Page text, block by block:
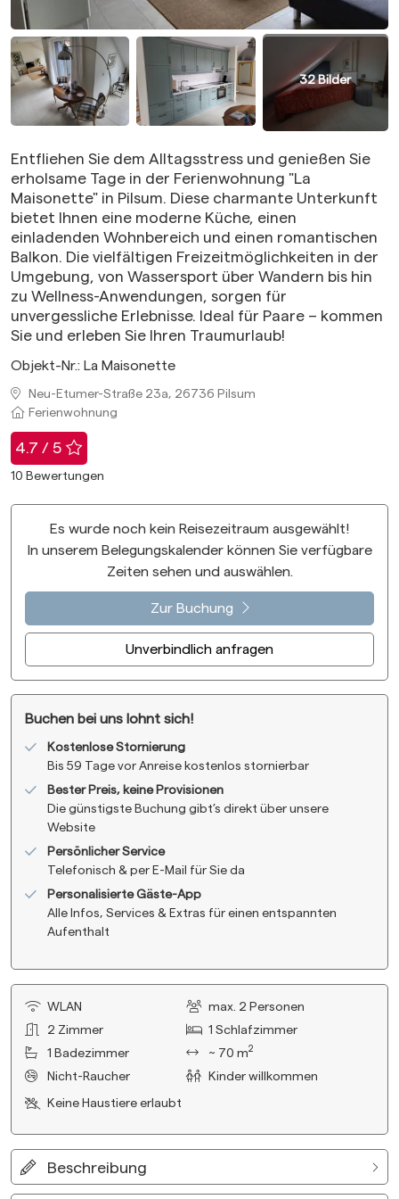
32Bilder
Entfliehen Sie dem Alltagsstress und genießen Sie
erholsame Tage in der Ferienwohnung "La
Maisonette" in Pilsum. Diese charmante Unterkunft
bietet Ihnen eine moderne Küche, einen
einladenden Wohnbereich und einen romantischen
Balkon. Die vielfältigen Freizeitmöglichkeiten in der
Umgebung, von Wassersport über Wandern bis hin
zu Wellness-Anwendungen, sorgen für
unvergessliche Erlebnisse. Ideal für Paare – kommen
Sie und erleben Sie Ihren Traumurlaub!
Objekt-Nr.: La Maisonette
Neu-Etumer-Straße 23a, 26736 Pilsum
Ferienwohnung
4.7 / 5 Bewertung
10 Bewertungen
Es wurde noch kein Reisezeitraum ausgewählt!
In unserem Belegungskalender können Sie verfügbare
Zeiten sehen und auswählen.
Zur Buchung
Unverbindlich anfragen
Buchen bei uns lohnt sich!
Kostenlose Stornierung
Bis 59 Tage vor Anreise kostenlos stornierbar
Bester Preis, keine Provisionen
Die günstigste Buchung gibt’s direkt über unsere
Website
Persönlicher Service
Telefonisch & per E-Mail für Sie da
Personalisierte Gäste-App
Alle Infos, Services & Extras für einen entspannten
Aufenthalt
WLAN max. 2 Personen
2 Zimmer 1Schlafzimmer
1 Badezimmer ~ 70 m2
Nicht-Raucher Kinder willkommen
Keine Haustiere erlaubt
Beschreibung